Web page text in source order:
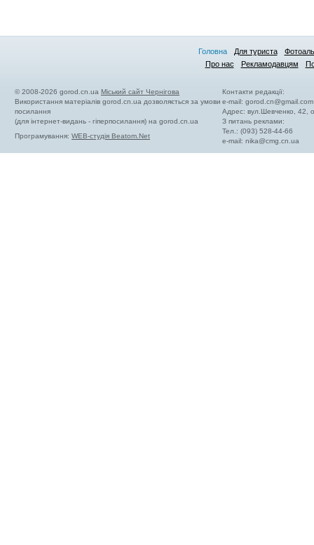
Головна Для туриста
Про нас
Рекламодавцям
© 2008-2026 gorod.cn.ua Міський сайт Чернігова
Використання матеріалів gorod.cn.ua дозволяється за умови
посилання
(для інтернет-видань - гіперпосилання) на gorod.cn.ua
Програмування: WEB-студія Beatom.Net
Контакти редакції:
e-mail:gorod.cn@gmail.com
Адрес: вул.Шевченко, 42,
З питань реклами:
Тел.: (093) 528-44-66
e-mail:nika@cmg.cn.ua